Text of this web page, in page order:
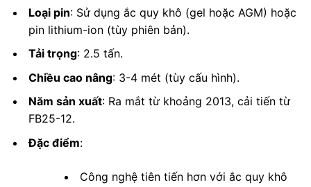
Loại pin: Sử dụng ắc quy khô (gel hoặc AGM) hoặc
pin lithium-ion (tùy phiên bản).
Tải trọng: 2.5 tấn.
Chiều cao nâng: 3-4 mét (tùy cấu hình).
Năm sản xuất: Ra mắt từ khoảng 2013, cải tiến từ
FB25-12.
Đặc điểm:
Công nghệ tiên tiến hơn với ắc quy khô